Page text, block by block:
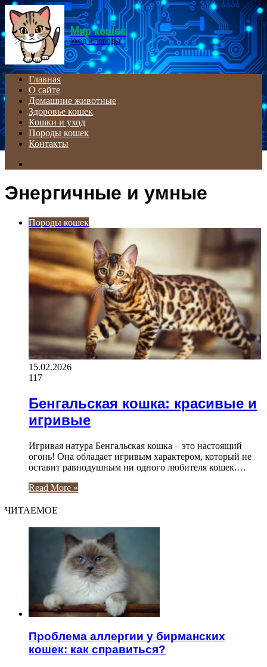
Menu
Мир кошек
Уход и породы
Главная
О сайте
Домашние животные
Здоровье кошек
Кошки и уход
Породы кошек
Контакты
Энергичные и умные
Породы кошек
15.02.2026
117
Бенгальская кошка: красивые и
игривые
Игривая натура Бенгальская кошка – это настоящий
огонь! Она обладает игривым характером, который не
оставит равнодушным ни одного любителя кошек.…
Read More »
ЧИТАЕМОЕ
Проблема аллергии у бирманских
кошек: как справиться?